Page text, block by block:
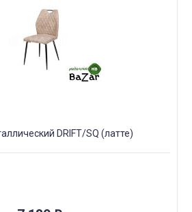
DRIFT/SQ (латте)